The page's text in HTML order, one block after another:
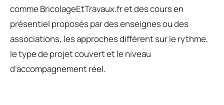
comme BricolageEtTravaux.fr et des cours en
présentiel proposés par des enseignes ou des
associations, les approches diffèrent sur le rythme,
le type de projet couvert et le niveau
d’accompagnement réel.